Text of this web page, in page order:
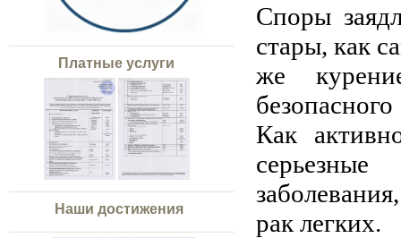
Платные услуги
Наши достижения
Споры
стары, как
же
Как
рак легких.